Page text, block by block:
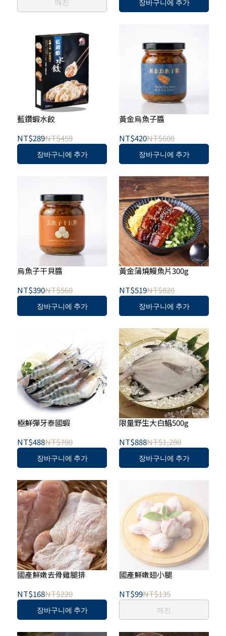
매진 장바구니에 추가
藍鑽蝦水餃
NT$289NT$459
장바구니에 추가
黃金烏魚子醬
NT$420NT$600
장바구니에 추가
烏魚子干貝醬
NT$390NT$560
장바구니에 추가
黃金蒲燒鰻魚片300g
NT$519NT$820
장바구니에 추가
極鮮彈牙泰國蝦
NT$488NT$700
장바구니에 추가
限量野生大白鯧500g
NT$888NT$1,280
장바구니에 추가
國產鮮嫩去骨雞腿排
NT$168NT$220
장바구니에 추가
國產鮮嫩翅小腿
NT$99NT$135
매진